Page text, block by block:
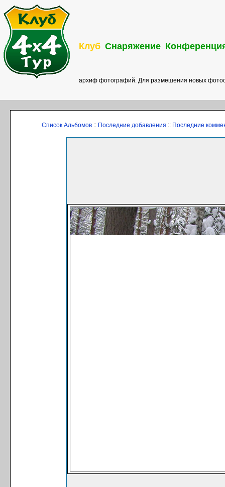
Клуб Снаряжение
архиф фотографий. Для размешения новых
Список Альбомов:: Последние добавления :: Последние